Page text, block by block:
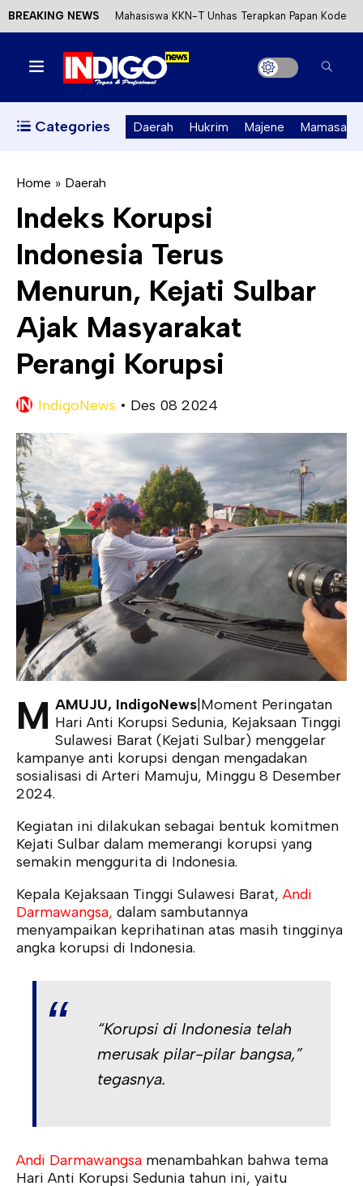
BREAKING NEWS Mahasiswa KKN-T Unhas Terapkan Papan Kode
Etik Wisata di Pantai Lawere Desa Lotang Salo
Satu DPO Pengeroyokan SPBU Tapalang
Ditangkap, Satu Lagi Kabur ke Kalimantan
Kecewa Kapolresta Absen, APPK Mamuju
Soroti Kejanggalan Kasus Tambang Emas Ilegal
Categories Daerah Hukrim Majene Mamasa
Home » Daerah
Indeks Korupsi
Indonesia Terus
Menurun, Kejati Sulbar
Ajak Masyarakat
Perangi Korupsi
IndigoNews • Des 08 2024
M AMUJU, IndigoNews |Moment Peringatan
Hari Anti Korupsi Sedunia, Kejaksaan Tinggi
Sulawesi Barat (Kejati Sulbar) menggelar
kampanye anti korupsi dengan mengadakan
sosialisasi di Arteri Mamuju, Minggu 8 Desember
2024.
Kegiatan ini dilakukan sebagai bentuk komitmen
Kejati Sulbar dalam memerangi korupsi yang
semakin menggurita di Indonesia.
Kepala Kejaksaan Tinggi Sulawesi Barat, Andi
Darmawangsa, dalam sambutannya
menyampaikan keprihatinan atas masih tingginya
angka korupsi di Indonesia.
“Korupsi di Indonesia telah
merusak pilar-pilar bangsa,”
tegasnya.
Andi Darmawangsa menambahkan bahwa tema
Hari Anti Korupsi Sedunia tahun ini, yaitu